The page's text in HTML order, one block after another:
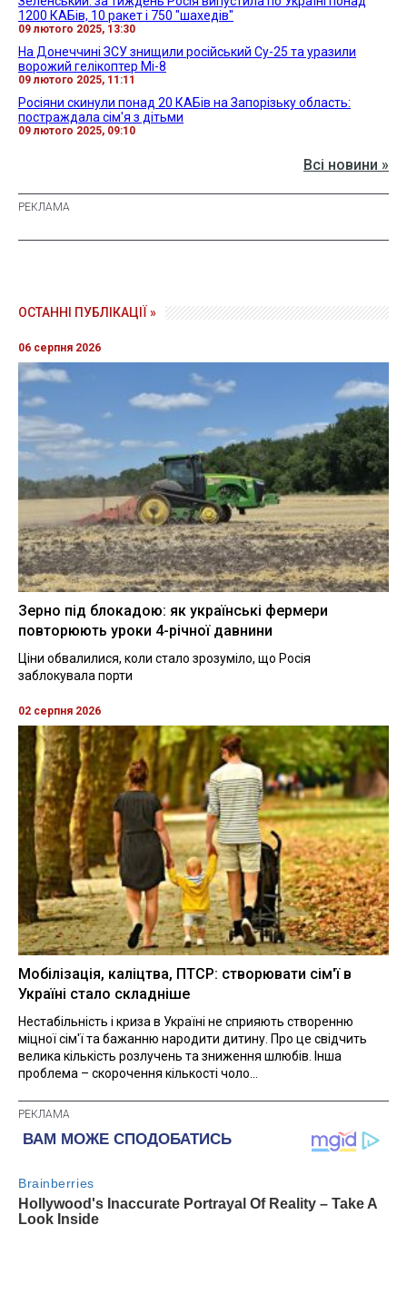
1200 КАБів, 10 ракет і 750 "шахедів"
09 лютого 2025, 13:30
На Донеччині ЗСУ знищили російський Су-25 та уразили
ворожий гелікоптер Мі-8
09 лютого 2025, 11:11
Росіяни скинули понад 20 КАБів на Запорізьку область:
постраждала сім'я з дітьми
09 лютого 2025, 09:10
Всі новини »
ОСТАННІ ПУБЛІКАЦІЇ »
06 серпня 2026
Зерно під блокадою: як українські фермери
повторюють уроки 4-річної давнини
Ціни обвалилися, коли стало зрозуміло, що Росія
заблокувала порти
02 серпня 2026
Мобілізація, каліцтва, ПТСР: створювати сім'ї в
Україні стало складніше
Нестабільність і криза в Україні не сприяють створенню
міцної сім'ї та бажанню народити дитину. Про це свідчить
велика кількість розлучень та зниження шлюбів. Інша
проблема – скорочення кількості чоло...